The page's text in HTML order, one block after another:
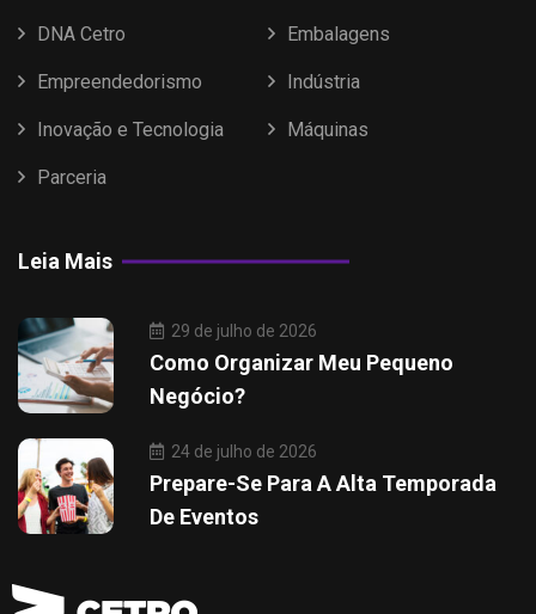
DNA Cetro Embalagens
Empreendedorismo Indústria
Inovação e Tecnologia Máquinas
Parceria
Leia Mais
29 de julho de 2026
Como Organizar Meu Pequeno
Negócio?
24 de julho de 2026
Prepare-Se Para A Alta Temporada
De Eventos